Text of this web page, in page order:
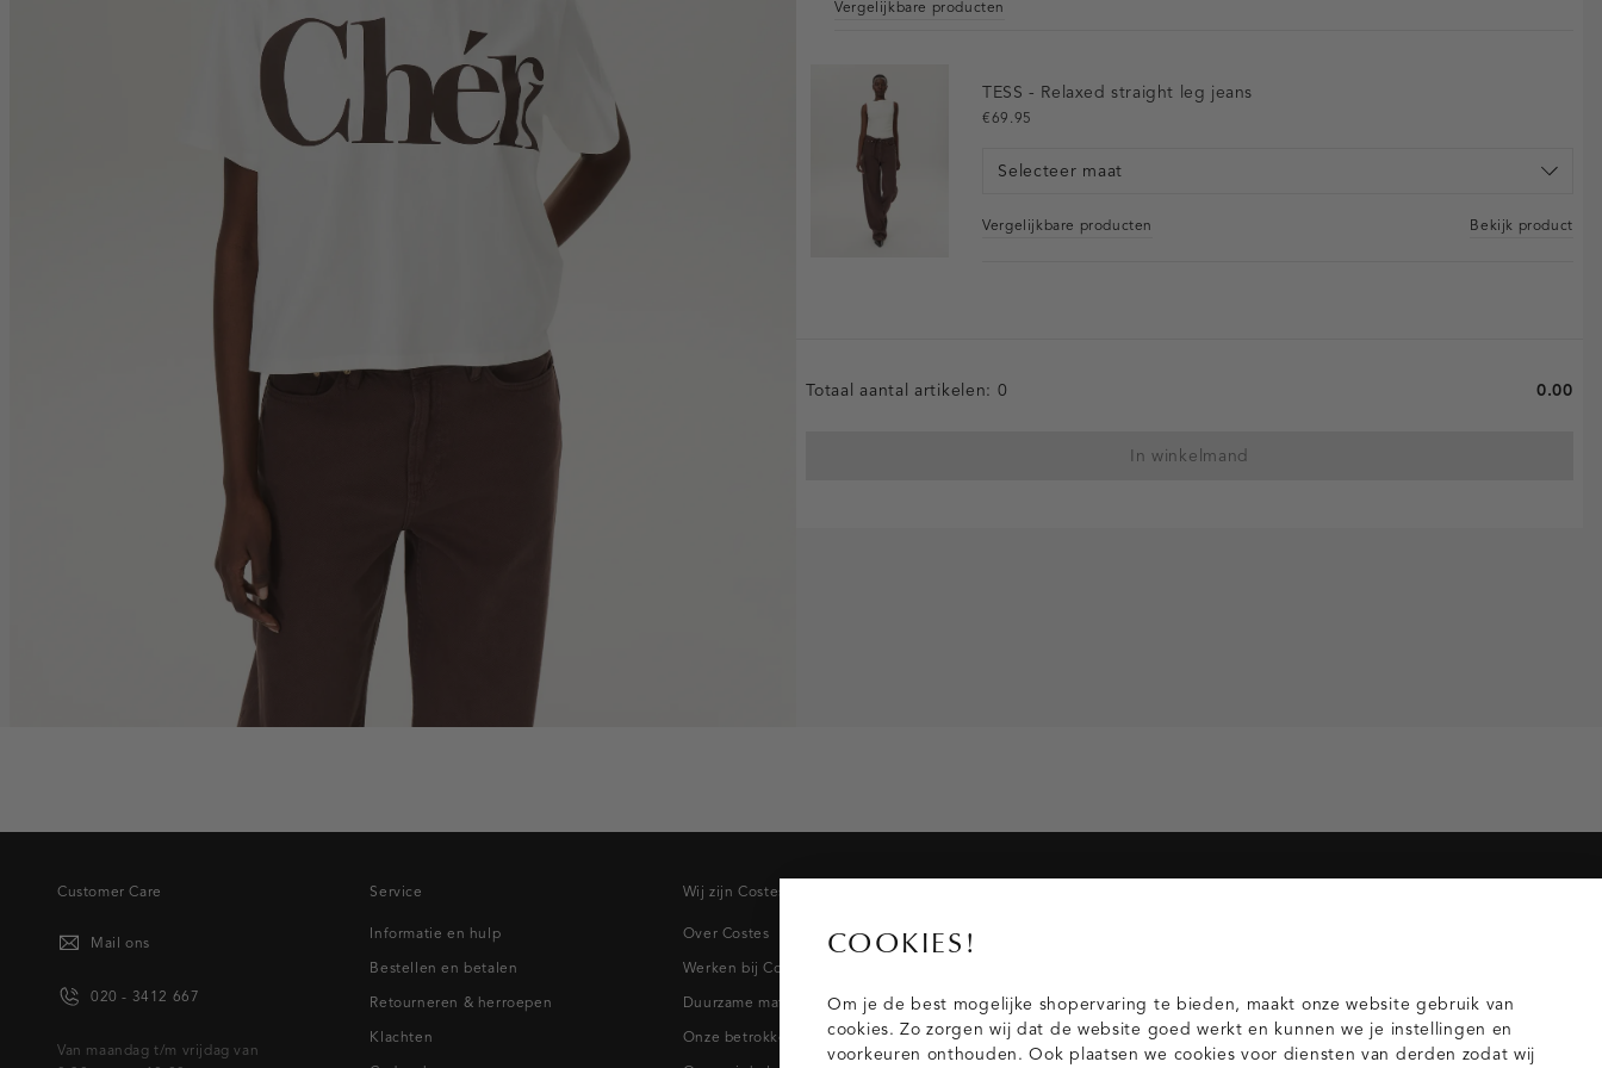
Vergelijkbare producten
TESS - Relaxed straight leg jeans
€69.95
Selecteer maat
Vergelijkbare producten Bekijk product
Totaal aantal artikelen: 0 0.00
In winkelmand
Customer Care
Mail ons
020 - 3412 667
Van maandag t/m vrijdag van
Service
Informatie en hulp
Bestellen en betalen
Retourneren & herroepen
Klachten
Wij zijn Costes
Over Costes
Werken bij Costes
Duurzame materialen
Onze betrokkenheid
Blazers & gilets
Blouses
COOKIES!
Om je de best mogelijke shopervaring te bieden, maakt onze website gebruik van
cookies. Zo zorgen wij dat de website goed werkt en kunnen we je instellingen en
voorkeuren onthouden. Ook plaatsen we cookies voor diensten van derden zodat wij